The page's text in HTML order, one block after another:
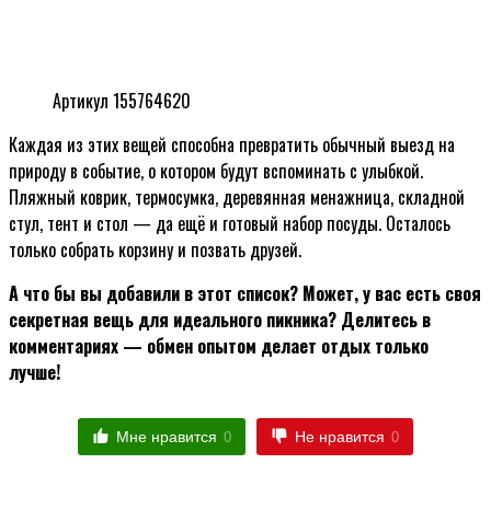
Артикул 155764620
Каждая из этих вещей способна превратить обычный выезд на
природу в событие, о котором будут вспоминать с улыбкой.
Пляжный коврик, термосумка, деревянная менажница, складной
стул, тент и стол — да ещё и готовый набор посуды. Осталось
только собрать корзину и позвать друзей.
А что бы вы добавили в этот список? Может, у вас есть своя
секретная вещь для идеального пикника? Делитесь в
комментариях — обмен опытом делает отдых только
лучше!
Мне нравится 0 Не нравится 0